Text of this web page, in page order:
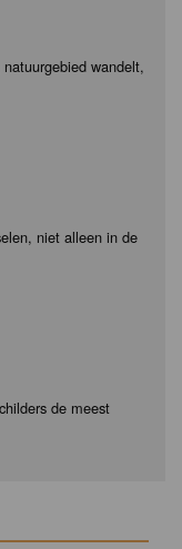
wandelt,
niet alleen in de
de meest